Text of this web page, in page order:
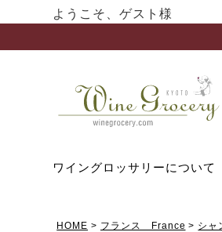
ようこそ、ゲスト様
ワイングロッサリーについて
HOME フランス France シ